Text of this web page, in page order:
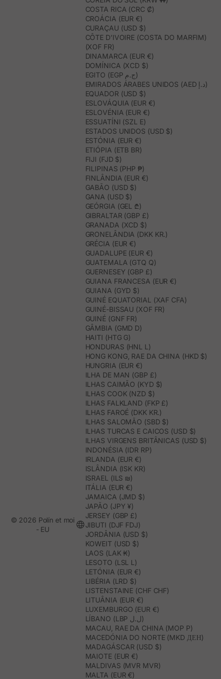
COSTA RICA (CRC ₡)
CROÁCIA (EUR €)
CURAÇAU (USD $)
CÔTE D’IVOIRE (COSTA DO MARFIM)
(XOF FR)
DINAMARCA (EUR €)
DOMÍNICA (XCD $)
EGITO (EGP ج.م)
EMIRADOS ÁRABES UNIDOS (AED د.إ)
EQUADOR (USD $)
ESLOVÁQUIA (EUR €)
ESLOVÉNIA (EUR €)
ESSUATÍNI (SZL E)
ESTADOS UNIDOS (USD $)
ESTÓNIA (EUR €)
ETIÓPIA (ETB BR)
FIJI (FJD $)
FILIPINAS (PHP ₱)
FINLÂNDIA (EUR €)
GABÃO (USD $)
GANA (USD $)
GEÓRGIA (GEL ₾)
GIBRALTAR (GBP £)
GRANADA (XCD $)
GRONELÂNDIA (DKK KR.)
GRÉCIA (EUR €)
GUADALUPE (EUR €)
GUATEMALA (GTQ Q)
GUERNESEY (GBP £)
GUIANA FRANCESA (EUR €)
GUIANA (GYD $)
GUINÉ EQUATORIAL (XAF CFA)
GUINÉ-BISSAU (XOF FR)
GUINÉ (GNF FR)
GÂMBIA (GMD D)
HAITI (HTG G)
HONDURAS (HNL L)
HONG KONG, RAE DA CHINA (HKD $)
HUNGRIA (EUR €)
ILHA DE MAN (GBP £)
ILHAS CAIMÃO (KYD $)
ILHAS COOK (NZD $)
ILHAS FALKLAND (FKP £)
ILHAS FAROÉ (DKK KR.)
ILHAS SALOMÃO (SBD $)
ILHAS TURCAS E CAICOS (USD $)
ILHAS VIRGENS BRITÂNICAS (USD $)
INDONÉSIA (IDR RP)
IRLANDA (EUR €)
ISLÂNDIA (ISK KR)
ISRAEL (ILS ₪)
ITÁLIA (EUR €)
JAMAICA (JMD $)
JAPÃO (JPY ¥)
JERSEY (GBP £)
JIBUTI (DJF FDJ)
JORDÂNIA (USD $)
KOWEIT (USD $)
LAOS (LAK ₭)
LESOTO (LSL L)
LETÓNIA (EUR €)
LIBÉRIA (LRD $)
LISTENSTAINE (CHF CHF)
LITUÂNIA (EUR €)
LUXEMBURGO (EUR €)
LÍBANO (LBP ل.ل)
MACAU, RAE DA CHINA (MOP P)
MACEDÓNIA DO NORTE (MKD ДЕН)
MADAGÁSCAR (USD $)
MAIOTE (EUR €)
MALDIVAS (MVR MVR)
MALTA (EUR €)
© 2026 Polín et moi
- EU